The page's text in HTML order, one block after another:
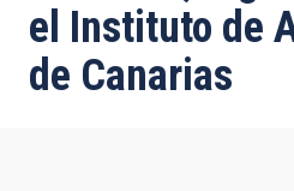
el Instituto de
de Canarias